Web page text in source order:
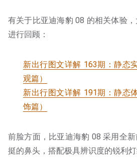
有关于比亚迪海豹 08 的相关体验
进行回顾：
新出行图文详解 163期：静态
观篇）
新出行图文详解 191期：静态
饰篇）
前脸方面，比亚迪海豹 08 采用全
挺的鼻头，搭配极具辨识度的锐利